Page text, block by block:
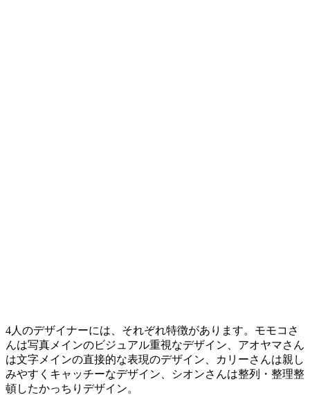
4人のデザイナーには、それぞれ特徴があります。モモコさ
んは写真メインのビジュアル重視なデザイン、アオヤマさん
は文字メインの直接的な表現のデザイン、カリーさんは親し
みやすくキャッチーなデザイン、シオンさんは整列・整理整
頓したかっちりデザイン。